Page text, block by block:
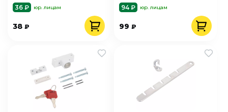
36 ₽ юр. лицам
38 ₽
скрытый монтаж
94 ₽ юр. лицам
99₽